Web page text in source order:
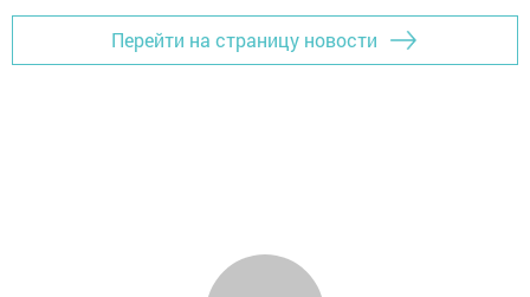
Перейти на страницу новости